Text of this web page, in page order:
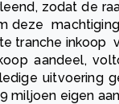
zodat de
deze
tranche inkoop
aandeel,
uitvoering
miljoen eigen